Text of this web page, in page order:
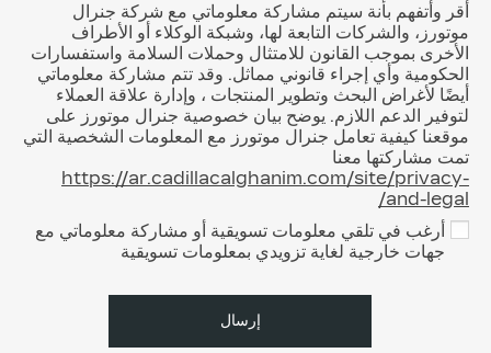
أقر وأتفهم بأنة سيتم مشاركة معلوماتي مع شركة جنرال
موتورز، والشركات التابعة لها، وشبكة الوكلاء أو الأطراف
الأخرى بموجب القانون للامتثال وحملات السلامة واستفسارات
الحكومية وأي إجراء قانوني مماثل. وقد تتم مشاركة معلوماتي
أيضًا لأغراض البحث وتطوير المنتجات ، وإدارة علاقة العملاء
لتوفير الدعم اللازم. يوضح بيان خصوصية جنرال موتورز على
موقعنا كيفية تعامل جنرال موتورز مع المعلومات الشخصية التي
تمت مشاركتها معنا
https://ar.cadillacalghanim.com/site/privacy-
and-legal/
أرغب في تلقي معلومات تسويقية أو مشاركة معلوماتي مع
جهات خارجية لغاية تزويدي بمعلومات تسويقية
إرسال